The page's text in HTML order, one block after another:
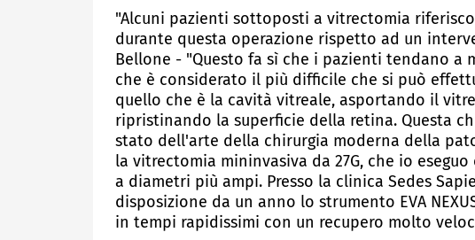
"Alcuni pazienti sottoposti a vitrectomia
durante questa operazione rispetto ad un
Bellone - "Questo fa sì che i pazienti tendano a
che è considerato il più difficile che si può
quello che è la cavità vitreale, asportando il
ripristinando la superficie della retina. Questa
stato dell'arte della chirurgia moderna della
la vitrectomia mininvasiva da 27G, che io
a diametri più ampi. Presso la clinica Sedes
disposizione da un anno lo strumento EVA
in tempi rapidissimi con un recupero molto